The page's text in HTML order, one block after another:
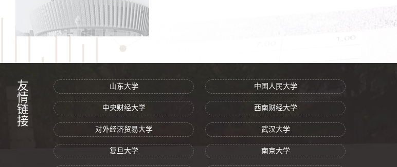
友情链接 山东大学 中国人民大学
中央财经大学 西南财经大学
对外经济贸易大学 武汉大学
复旦大学 南京大学